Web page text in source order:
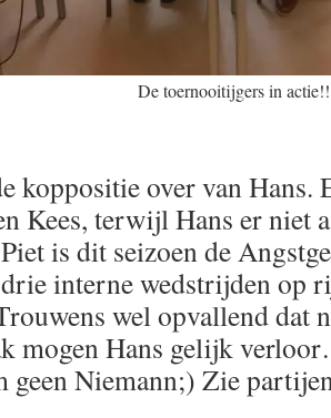
De toernooitijgers in actie!!
koppositie over van Hans.
Kees, terwijl Hans er niet
is dit seizoen de
interne wedstrijden op
wel opvallend dat
mogen Hans gelijk
geen Niemann;) Zie